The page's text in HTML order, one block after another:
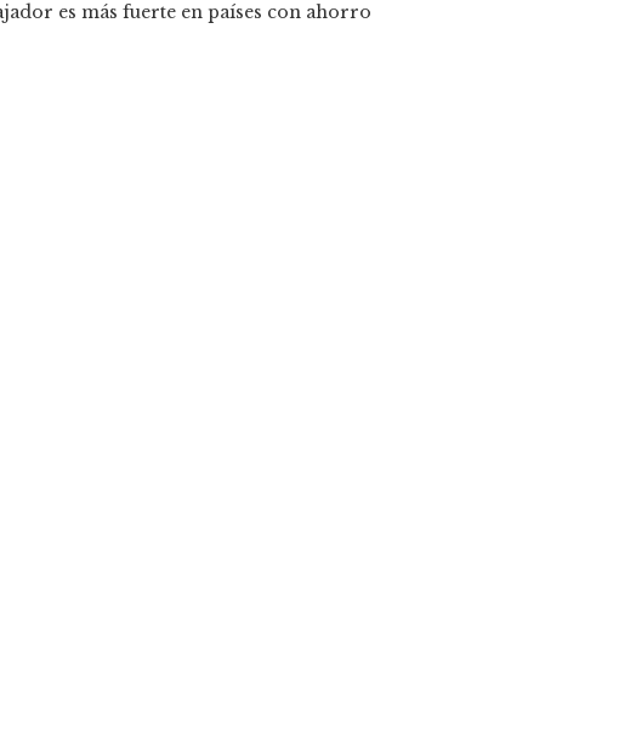
es más fuerte en países con ahorro